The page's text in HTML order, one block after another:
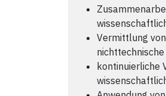
Vermittlung
kontinuierliche